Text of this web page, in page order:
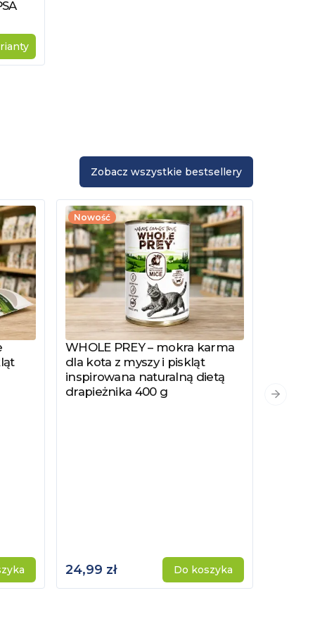
Zobacz wszystkie bestsellery
Nowość
Zobacz produkt
WHOLE PREY – mokra karma
dla kota z myszy i piskląt
inspirowana naturalną dietą
drapieżnika 400 g
24,99 zł Do koszyka